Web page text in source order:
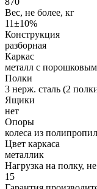
Вес, не более, кг
11±10%
Конструкция
разборная
Каркас
металл с
Полки
3 нерж. сталь (2
Ящики
нет
Опоры
колеса из
Цвет каркаса
металлик
Нагрузка на полку,
15